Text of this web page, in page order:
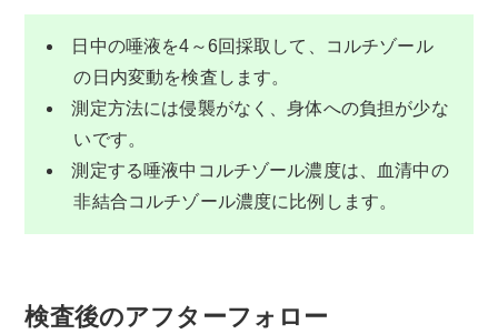
日中の唾液を4～6回採取して、コルチゾール
の日内変動を検査します。
測定方法には侵襲がなく、身体への負担が少な
いです。
測定する唾液中コルチゾール濃度は、血清中の
非結合コルチゾール濃度に比例します。
検査後のアフターフォロー